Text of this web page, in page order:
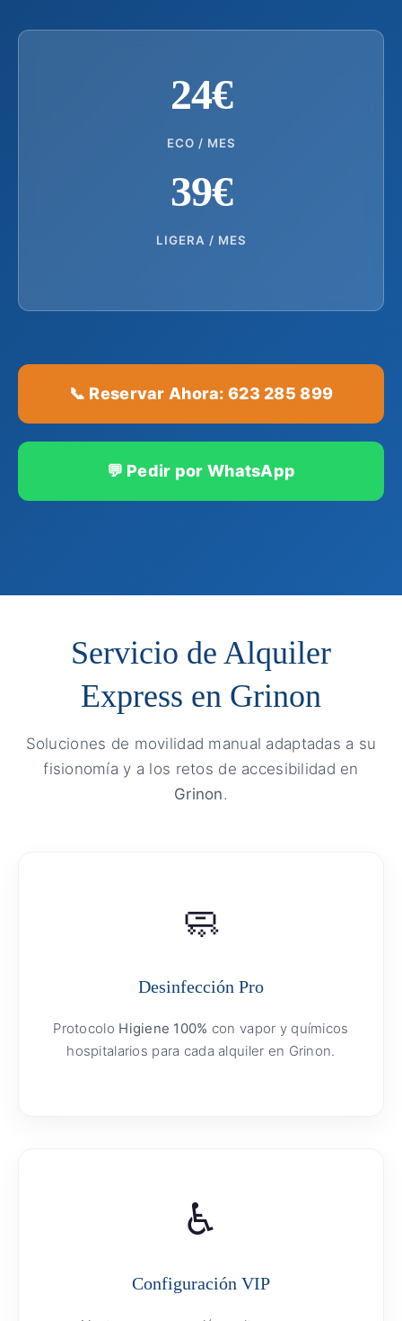
24€
ECO / MES
39€
LIGERA / MES
📞 Reservar Ahora: 623 285 899
💬 Pedir por WhatsApp
Servicio de Alquiler
Express en Grinon
Soluciones de movilidad manual adaptadas a su
fisionomía y a los retos de accesibilidad en
Grinon.
🧼
Desinfección Pro
Protocolo Higiene 100% con vapor y químicos
hospitalarios para cada alquiler en Grinon.
♿
Configuración VIP